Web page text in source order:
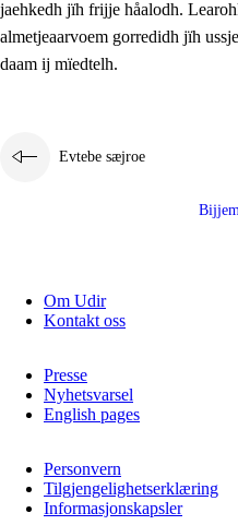
jaehkedh jïh frijje håalodh.
almetjeaarvoem gorredidh jïh
daam ij mïedtelh.
Evtebe sæjroe
Om Udir
Kontakt oss
Presse
Nyhetsvarsel
English pages
Personvern
Tilgjengelighetserklæring
Informasjonskapsler